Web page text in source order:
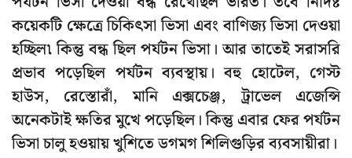
কয়েকটি ক্ষেত্রে চিকিৎসা ভিসা এবং বাণিজ্য ভিসা দেওয়া
হচ্ছিল৷ কিন্তু বন্ধ ছিল পর্যটন ভিসা। আর তাতেই সরাসরি
প্রভাব পড়েছিল পর্যটন ব্যবস্থায়। বহু হোটেল, গেস্ট
হাউস, রেস্তোরাঁ, মানি এক্সচেঞ্জ, ট্রাভেল এজেন্সি
অনেকটাই ক্ষতির মুখে পড়েছিল। কিন্তু এবার ফের পর্যটন
ভিসা চালু হওয়ায় খুশিতে ডগমগ শিলিগুড়ির ব্যবসায়ীরা।